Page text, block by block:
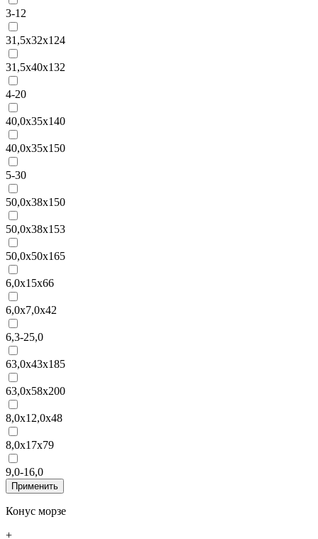
3-12
31,5x32x124
31,5x40x132
4-20
40,0x35x140
40,0x35x150
5-30
50,0x38x150
50,0x38x153
50,0x50x165
6,0x15x66
6,0x7,0x42
6,3-25,0
63,0x43x185
63,0x58x200
8,0x12,0x48
8,0x17x79
9,0-16,0
Конус морзе
+